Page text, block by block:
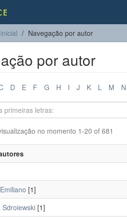
Navegação por autor
por autor
D E F G H I J K L M N
no momento 1-20 of 681
[1]
Sdroiewski [1]